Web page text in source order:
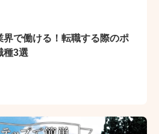
界で働ける！転職する際のポ
種3選